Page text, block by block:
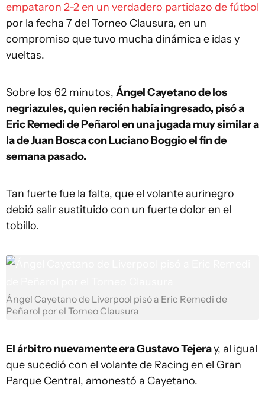
empataron 2-2 en un verdadero partidazo de fútbol
por la fecha 7 del Torneo Clausura, en un
compromiso que tuvo mucha dinámica e idas y
vueltas.
Sobre los 62 minutos, Ángel Cayetano de los
negriazules, quien recién había ingresado, pisó a
Eric Remedi de Peñarol en una jugada muy similar a
la de Juan Bosca con Luciano Boggio el fin de
semana pasado.
Tan fuerte fue la falta, que el volante aurinegro
debió salir sustituido con un fuerte dolor en el
tobillo.
Ángel Cayetano de Liverpool pisó a Eric Remedi de
Peñarol por el Torneo Clausura
El árbitro nuevamente era Gustavo Tejeray, al igual
que sucedió con el volante de Racing en el Gran
Parque Central, amonestó a Cayetano.